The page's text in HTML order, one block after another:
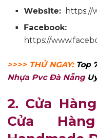
Website:
https://
Facebook:
https://
>>>> THỬ NGAY: Top
Nhựa Pvc Đà Nẵng
2. Cửa
Cửa